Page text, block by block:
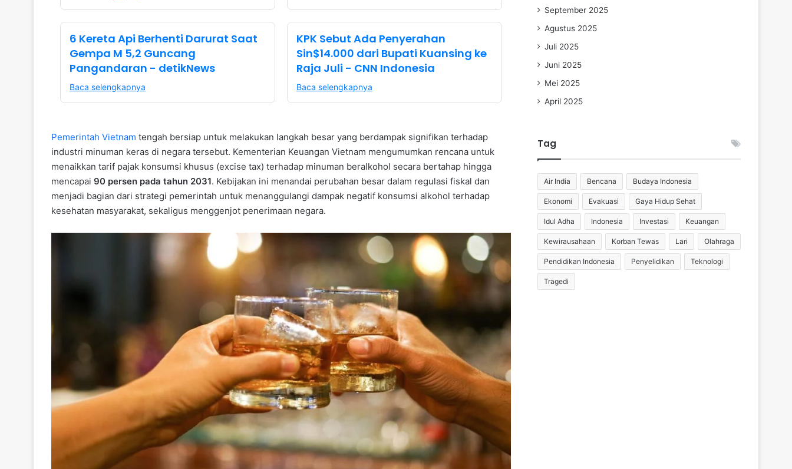
6 Kereta Api Berhenti Darurat Saat
Gempa M 5,2 Guncang
Pangandaran - detikNews
Baca selengkapnya
KPK Sebut Ada Penyerahan
Sin$14.000 dari Bupati Kuansing ke
Raja Juli - CNN Indonesia
Baca selengkapnya
Pemerintah Vietnam tengah bersiap untuk melakukan langkah besar yang berdampak signifikan terhadap
industri minuman keras di negara tersebut. Kementerian Keuangan Vietnam mengumumkan rencana untuk
menaikkan tarif pajak konsumsi khusus (excise tax) terhadap minuman beralkohol secara bertahap hingga
mencapai 90 persen pada tahun 2031. Kebijakan ini menandai perubahan besar dalam regulasi fiskal dan
menjadi bagian dari strategi pemerintah untuk menanggulangi dampak negatif konsumsi alkohol terhadap
kesehatan masyarakat, sekaligus menggenjot penerimaan negara.
September 2025
Agustus 2025
Juli 2025
Juni 2025
Mei 2025
April 2025
Tag
Air India Bencana Budaya Indonesia
Ekonomi Evakuasi Gaya Hidup Sehat
Idul Adha Indonesia Investasi Keuangan
Kewirausahaan Korban Tewas Lari Olahraga
Pendidikan Indonesia Penyelidikan Teknologi
Tragedi